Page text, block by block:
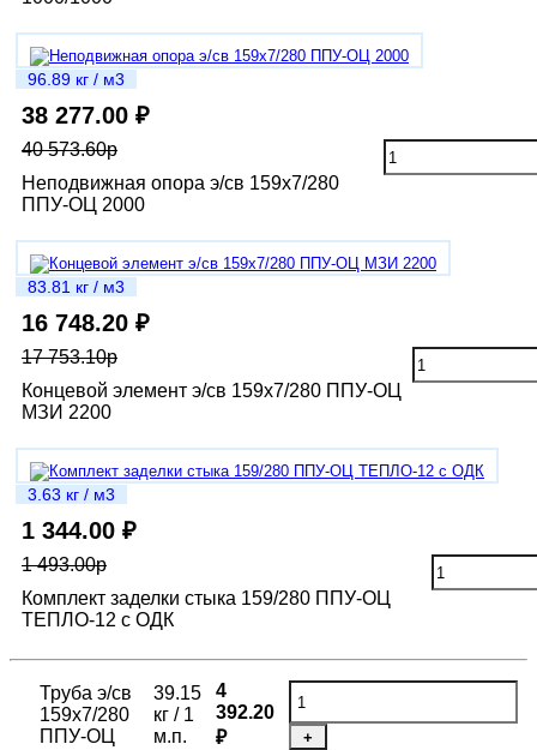
96.89 кг / м3
38 277.00 ₽
40 573.60р
Неподвижная опора э/св 159х7/280
ППУ-ОЦ 2000
83.81 кг / м3
16 748.20 ₽
17 753.10р
Концевой элемент э/св 159х7/280 ППУ-ОЦ
МЗИ 2200
3.63 кг / м3
1 344.00 ₽
1 493.00р
Комплект заделки стыка 159/280 ППУ-ОЦ
ТЕПЛО-12 с ОДК
Труба э/св
159х7/280
ППУ-ОЦ
39.15
кг / 1
м.п.
4
392.20
₽
+